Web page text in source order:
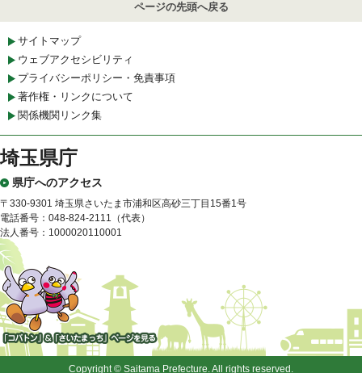
ページの先頭へ戻る
サイトマップ
ウェブアクセシビリティ
プライバシーポリシー・免責事項
著作権・リンクについて
関係機関リンク集
埼玉県庁
県庁へのアクセス
〒330-9301 埼玉県さいたま市浦和区高砂三丁目15番1号
電話番号：048-824-2111（代表）
法人番号：1000020110001
「コバトン」&「さいたまっ
Copyright © Saitama Prefecture. All rights reserved.